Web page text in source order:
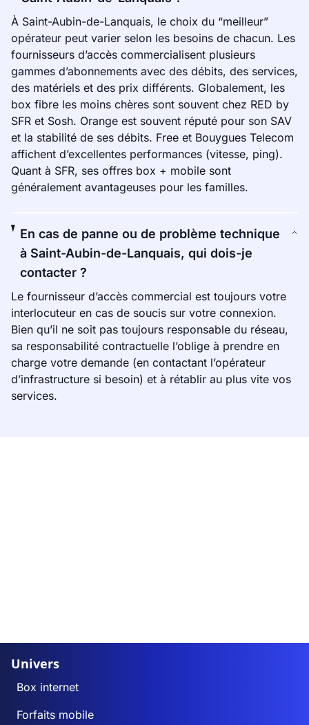
À Saint-Aubin-de-Lanquais, le choix du “meilleur”
opérateur peut varier selon les besoins de chacun. Les
fournisseurs d’accès commercialisent plusieurs
gammes d’abonnements avec des débits, des services,
des matériels et des prix différents. Globalement, les
box fibre les moins chères sont souvent chez RED by
SFR et Sosh. Orange est souvent réputé pour son SAV
et la stabilité de ses débits. Free et Bouygues Telecom
affichent d’excellentes performances (vitesse, ping).
Quant à SFR, ses offres box + mobile sont
généralement avantageuses pour les familles.
En cas de panne ou de problème technique
à Saint-Aubin-de-Lanquais, qui dois-je
contacter ?
Le fournisseur d’accès commercial est toujours votre
interlocuteur en cas de soucis sur votre connexion.
Bien qu’il ne soit pas toujours responsable du réseau,
sa responsabilité contractuelle l’oblige à prendre en
charge votre demande (en contactant l’opérateur
d’infrastructure si besoin) et à rétablir au plus vite vos
services.
Univers
Box internet
Forfaits mobile